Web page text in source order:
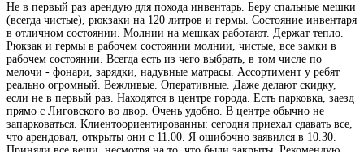
Не в первый раз арендую для похода инвентарь. Беру спальные мешки
(всегда чистые), рюкзаки на 120 литров и гермы. Состояние инвентаря
в отличном состоянии. Молнии на мешках работают. Держат тепло.
Рюкзак и гермы в рабочем состоянии молнии, чистые, все замки в
рабочем состоянии. Всегда есть из чего выбрать, в том числе по
мелочи - фонари, зарядки, надувные матрасы. Ассортимент у ребят
реально огромный. Вежливые. Оперативные. Даже делают скидку,
если не в первый раз. Находятся в центре города. Есть парковка, заезд
прямо с Лиговского во двор. Очень удобно. В центре обычно не
запарковаться. Клиентоориентированны: сегодня приехал сдавать все,
что арендовал, открыты они с 11.00. Я ошибочно заявился в 10.30.